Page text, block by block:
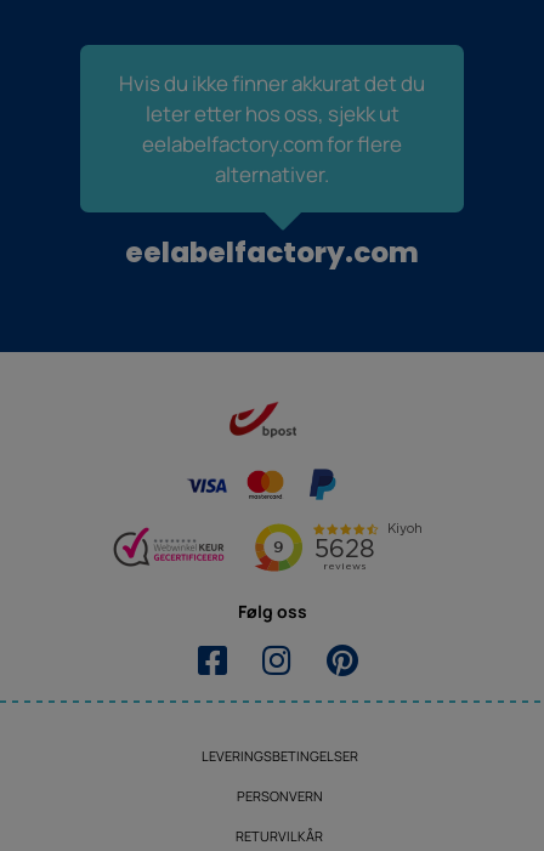
Hvis du ikke finner akkurat det du
leter etter hos oss, sjekk ut
eelabelfactory.com for flere
alternativer.
eelabelfactory.com
Følg oss
LEVERINGSBETINGELSER
PERSONVERN
RETURVILKÅR